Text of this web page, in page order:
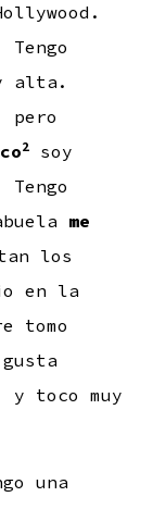
alta.
pero
2
soy
me
los
en la
tomo
y toco muy
una